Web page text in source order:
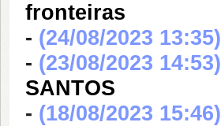
fronteiras
- (24/08/2023 13:35)
- (23/08/2023 14:53)
SANTOS
- (18/08/2023 15:46)